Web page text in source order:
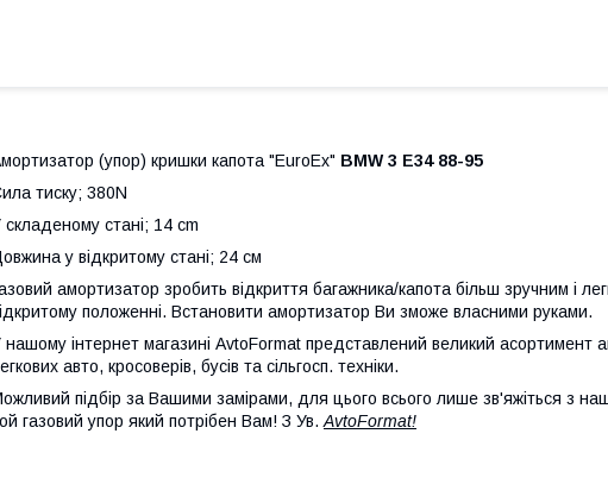
(упор) кришки капота "EuroEx" BMW 3 E34 88-95
тиску; 380N
складеному стані; 14 cm
у відкритому стані; 24 см
амортизатор зробить відкриття багажника/капота більш зручним і
положенні. Встановити амортизатор Ви зможе власними руками.
нашому інтернет магазині AvtoFormat представлений великий асортимент
авто, кросоверів, бусів та сільгосп. техніки.
підбір за Вашими замірами, для цього всього лише зв'яжіться з
газовий упор який потрібен Вам! З Ув.AvtoFormat!